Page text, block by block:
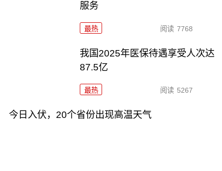
服务
最热 阅读 7768
我国2025年医保待遇享受人次达
87.5亿
最热 阅读 5267
今日入伏，20个省份出现高温天气